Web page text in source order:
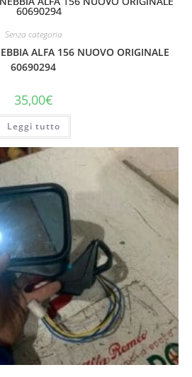
Senza categoria
ALFA 156 NUOVO ORIGINALE
60690294
35,00€
Leggi tutto